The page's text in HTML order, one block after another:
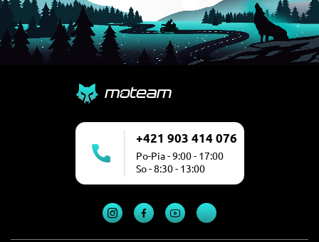
+421 903 414 076
Po-Pia - 9:00 - 17:00
So - 8:30 - 13:00